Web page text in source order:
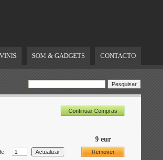
VINIS SOM & GADGETS CONTACTO
Continuar Compras
9 eur
Remover